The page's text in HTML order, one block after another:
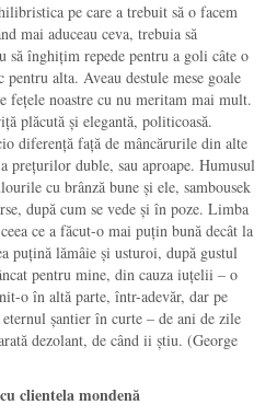
pe care a trebuit să o facem
mai aduceau ceva, trebuia să
înghițim repede pentru a goli câte o
alta. Aveau destule mese goale
fețele noastre cu nu meritam mai mult.
plăcută și elegantă, politicoasă.
diferență față de mâncărurile din alte
prețurilor duble, sau aproape. Humusul
cu brânză bune și ele, sambousek
după cum se vede și în poze. Limba
ce a făcut-o mai puțin bună decât la
puțină lămâie și usturoi, după gustul
pentru mine, din cauza iuțelii – o
o în altă parte, într-adevăr, dar pe
șantier în curte – de ani de zile
dezolant, de când ii știu. (George
clientela mondenă